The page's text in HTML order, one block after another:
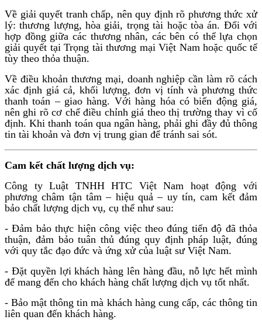
Về giải quyết tranh chấp, nên quy định rõ phương thức xử
lý: thương lượng, hòa giải, trọng tài hoặc tòa án. Đối với
hợp đồng giữa các thương nhân, các bên có thể lựa chọn
giải quyết tại Trọng tài thương mại Việt Nam hoặc quốc tế
tùy theo thỏa thuận.
Về điều khoản thương mại, doanh nghiệp cần làm rõ cách
xác định giá cả, khối lượng, đơn vị tính và phương thức
thanh toán – giao hàng. Với hàng hóa có biến động giá,
nên ghi rõ cơ chế điều chỉnh giá theo thị trường thay vì cố
định. Khi thanh toán qua ngân hàng, phải ghi đầy đủ thông
tin tài khoản và đơn vị trung gian để tránh sai sót.
Cam kết chất lượng dịch vụ:
Công ty Luật TNHH HTC Việt Nam hoạt động với
phương châm tận tâm – hiệu quả – uy tín, cam kết đảm
bảo chất lượng dịch vụ, cụ thể như sau:
- Đảm bảo thực hiện công việc theo đúng tiến độ đã thỏa
thuận, đảm bảo tuân thủ đúng quy định pháp luật, đúng
với quy tắc đạo đức và ứng xử của luật sư Việt Nam.
- Đặt quyền lợi khách hàng lên hàng đầu, nỗ lực hết mình
để mang đến cho khách hàng chất lượng dịch vụ tốt nhất.
- Bảo mật thông tin mà khách hàng cung cấp, các thông tin
liên quan đến khách hàng.